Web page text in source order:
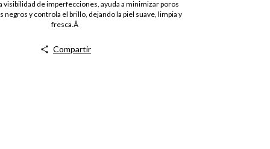
visibilidad de imperfecciones, ayuda a minimizar poros
negros y controla el brillo, dejando la piel suave, limpia y
fresca.Â
Compartir